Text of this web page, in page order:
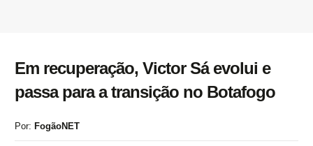
Em recuperação, Victor Sá evolui e
passa para a transição no Botafogo
Por: FogãoNET